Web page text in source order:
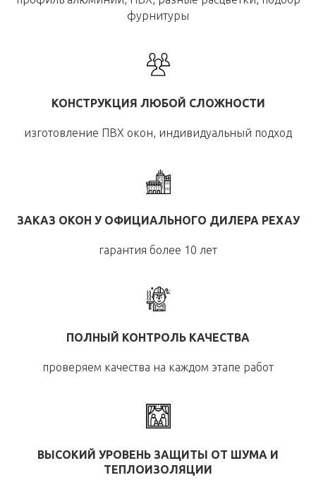
фурнитуры
КОНСТРУКЦИЯ ЛЮБОЙ СЛОЖНОСТИ
изготовление ПВХ окон, индивидуальный подход
ЗАКАЗ ОКОН У ОФИЦИАЛЬНОГО ДИЛЕРА РЕХАУ
гарантия более 10 лет
ПОЛНЫЙ КОНТРОЛЬ КАЧЕСТВА
проверяем качества на каждом этапе работ
ВЫСОКИЙ УРОВЕНЬ ЗАЩИТЫ ОТ ШУМА И
ТЕПЛОИЗОЛЯЦИИ